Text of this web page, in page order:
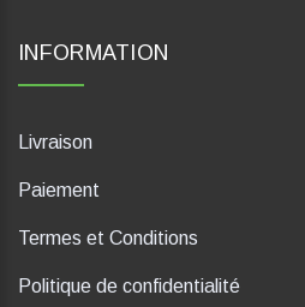
INFORMATION
Livraison
Paiement
Termes et Conditions
Politique de confidentialité